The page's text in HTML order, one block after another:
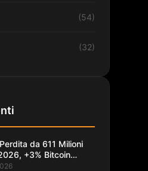
(54)
(32)
da 611 Milioni
+3% Bitcoin